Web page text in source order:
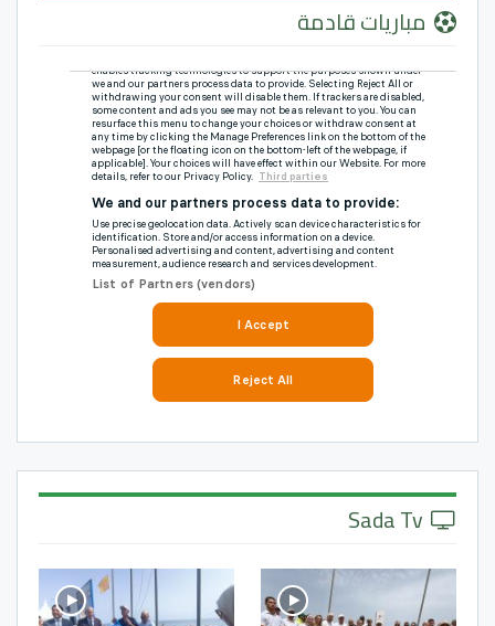
مباريات قادمة